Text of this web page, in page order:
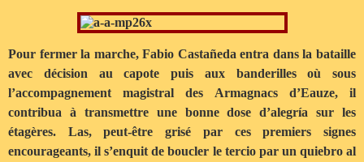
Pour fermer la marche, Fabio Castañeda entra dans la bataille
avec décision au capote puis aux banderilles où sous
l’accompagnement magistral des Armagnacs d’Eauze, il
contribua à transmettre une bonne dose d’alegría sur les
étagères. Las, peut-être grisé par ces premiers signes
encourageants, il s’enquit de boucler le tercio par un quiebro al